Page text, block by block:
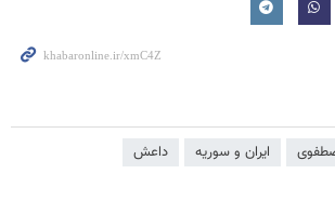
ایران و سوریه داعش